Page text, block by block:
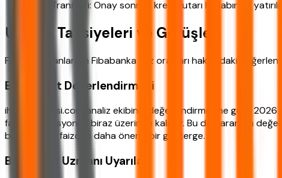
Para Transferi: Onay sonrası kredi tutarı hesabınıza
Uzman Tavsiyeleri ve Görüşleri
Finans uzmanlarının Fibabanka faiz oranları hakkındaki
Ekonomist Değerlendirmesi
ihtiyackredisi.com analiz ekibinin değerlendirmesine göre 2026
faizleri enflasyonun biraz üzerinde kalıyor. Bu da paranızın
bakın çünkü faizden daha önemli bir gösterge.
Bankacılık Uzmanı Uyarıları